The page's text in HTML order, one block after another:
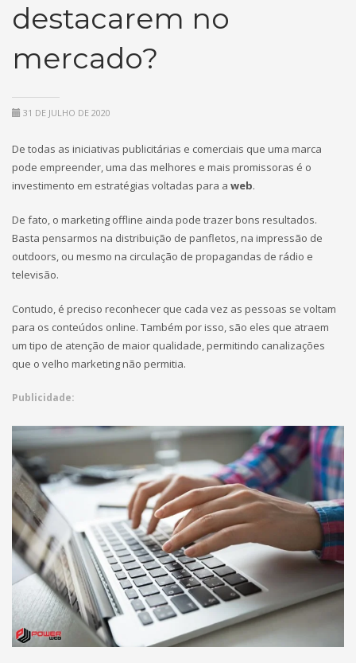
destacarem no
mercado?
31 DE JULHO DE 2020
De todas as iniciativas publicitárias e comerciais que uma marca
pode empreender, uma das melhores e mais promissoras é o
investimento em estratégias voltadas para a web.
De fato, o marketing offline ainda pode trazer bons resultados.
Basta pensarmos na distribuição de panfletos, na impressão de
outdoors, ou mesmo na circulação de propagandas de rádio e
televisão.
Contudo, é preciso reconhecer que cada vez as pessoas se voltam
para os conteúdos online. Também por isso, são eles que atraem
um tipo de atenção de maior qualidade, permitindo canalizações
que o velho marketing não permitia.
Publicidade: